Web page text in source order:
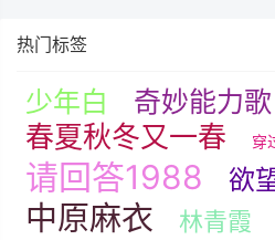
热门标签
少年白 奇妙能力歌
春夏秋冬又一春 穿
请回答1988 欲
中原麻衣 林青霞